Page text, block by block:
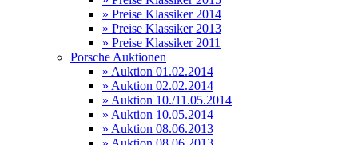
» Preise Klassiker 2014
» Preise Klassiker 2013
» Preise Klassiker 2011
Porsche Auktionen
» Auktion 01.02.2014
» Auktion 02.02.2014
» Auktion 10./11.05.2014
» Auktion 10.05.2014
» Auktion 08.06.2013